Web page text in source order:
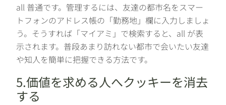
all 普通です。管理するには、友達の都市名をスマー
トフォンのアドレス帳の「勤務地」欄に入力しましょ
う。そうすれば「マイアミ」で検索すると、all が表
示されます。普段あまり訪れない都市で会いたい友達
や知人を簡単に把握できる方法です。
5.価値を求める人へクッキーを消去
する